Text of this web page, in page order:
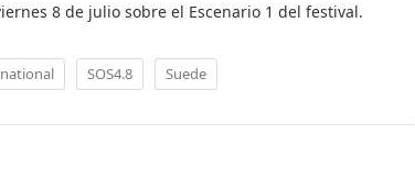
8 de julio sobre el Escenario 1 del festival.
SOS4.8 Suede